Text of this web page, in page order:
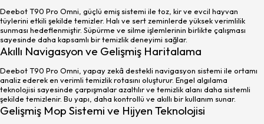
Deebot T90 Pro Omni, güçlü emiş sistemi ile toz, kir ve evcil hayvan
tüylerini etkili şekilde temizler. Halı ve sert zeminlerde yüksek verimlilik
sunması hedeflenmiştir. Süpürme ve silme işlemlerinin birlikte çalışması
sayesinde daha kapsamlı bir temizlik deneyimi sağlar.
Akıllı Navigasyon ve Gelişmiş Haritalama
Deebot T90 Pro Omni, yapay zekâ destekli navigasyon sistemi ile ortamı
analiz ederek en verimli temizlik rotasını oluşturur. Engel algılama
teknolojisi sayesinde çarpışmalar azaltılır ve temizlik alanı daha sistemli
şekilde temizlenir. Bu yapı, daha kontrollü ve akıllı bir kullanım sunar.
Gelişmiş Mop Sistemi ve Hijyen Teknolojisi